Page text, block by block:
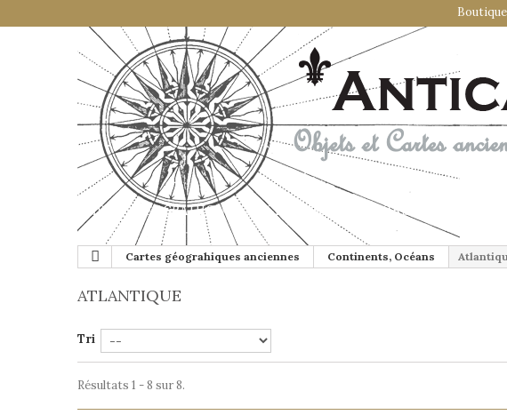
CARTES GÉOGRAHIQUES ANCIENNES GLOBES ET OBJETS
Cartes géograhiques anciennes Continents, Océans
ATLANTIQUE
Tri
Résultats 1 - 8 sur 8.